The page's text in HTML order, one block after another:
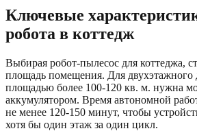
Ключевые
робота в коттедж
Выбирая робот-пылесос для коттеджа,
площадь помещения. Для двухэтажного
площадью более 100-120 кв. м. нужна
аккумулятором. Время автономной
не менее 120-150 минут, чтобы
хотя бы один этаж за один цикл.